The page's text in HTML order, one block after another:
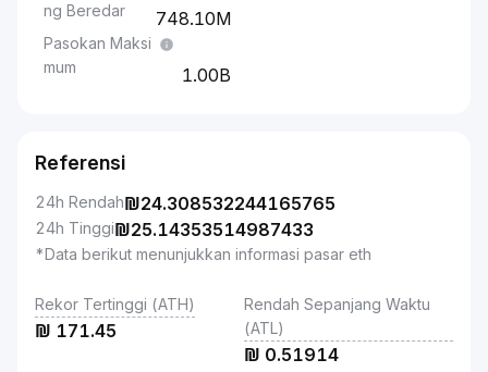
ng Beredar
748.10M
Pasokan Maksi
mum
1.00B
Referensi
24h Rendah₪24.308532244165765
24h Tinggi₪25.14353514987433
*Data berikut menunjukkan informasi pasar eth
Rekor Tertinggi (ATH)
₪ 171.45
Rendah Sepanjang Waktu
(ATL)
₪ 0.51914